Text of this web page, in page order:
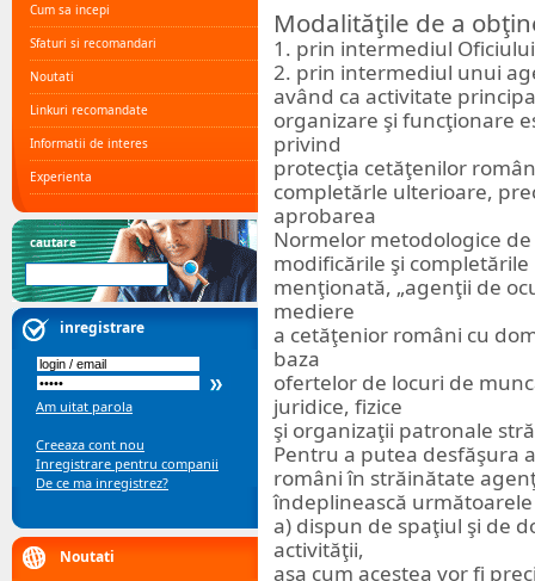
Cum sa incepi
Sfaturi si recomandari
Noutati
Linkuri recomandate
Informatii de interes
Experienta
cautare
inregistrare
Am uitat parola
Creeaza cont nou
Inregistrare pentru companii
De ce ma inregistrez?
Noutati
Modalităţile de a
1. prin intermediul
2. prin intermediul unui
având ca activitate
organizare şi funcţionare
privind
protecţia cetăţenilor
completărle ulterioare,
aprobarea
Normelor metodologice
modificările şi
menţionată, „agenţii de
mediere
a cetăţenior români cu
baza
ofertelor de locuri de
juridice, fizice
şi organizaţii patronale
Pentru a putea desfăşura
români în străinătate
îndeplinească
a) dispun de spaţiul şi de
activităţii,
aşa cum acestea vor fi